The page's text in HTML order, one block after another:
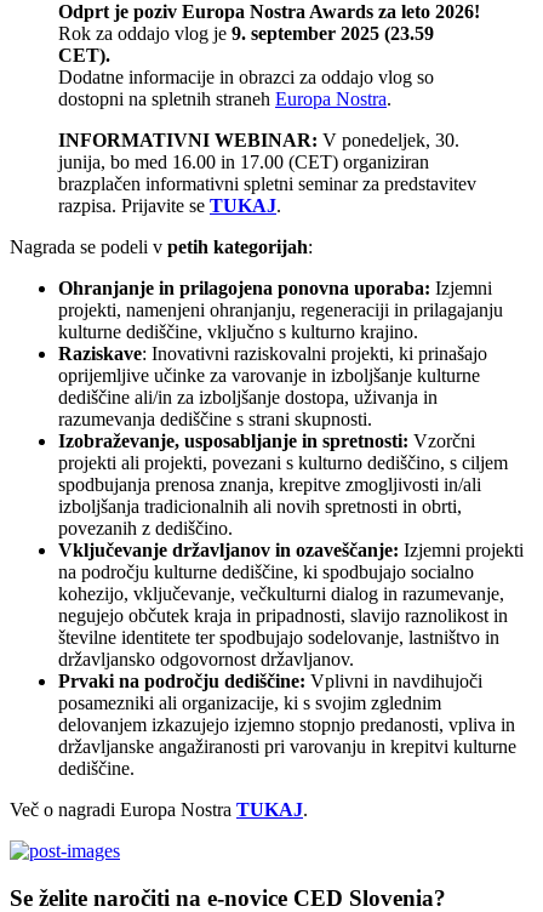
Odprt je poziv Europa Nostra Awards za leto 2026!
Rok za oddajo vlog je 9. september 2025 (23.59
CET).
Dodatne informacije in obrazci za oddajo vlog so
dostopni na spletnih straneh Europa Nostra.
INFORMATIVNI WEBINAR: V ponedeljek, 30.
junija, bo med 16.00 in 17.00 (CET) organiziran
brazplačen informativni spletni seminar za predstavitev
razpisa. Prijavite se TUKAJ.
Nagrada se podeli v petih kategorijah:
Ohranjanje in prilagojena ponovna uporaba: Izjemni
projekti, namenjeni ohranjanju, regeneraciji in prilagajanju
kulturne dediščine, vključno s kulturno krajino.
Raziskave: Inovativni raziskovalni projekti, ki prinašajo
oprijemljive učinke za varovanje in izboljšanje kulturne
dediščine ali/in za izboljšanje dostopa, uživanja in
razumevanja dediščine s strani skupnosti.
Izobraževanje, usposabljanje in spretnosti: Vzorčni
projekti ali projekti, povezani s kulturno dediščino, s ciljem
spodbujanja prenosa znanja, krepitve zmogljivosti in/ali
izboljšanja tradicionalnih ali novih spretnosti in obrti,
povezanih z dediščino.
Vključevanje državljanov in ozaveščanje: Izjemni projekti
na področju kulturne dediščine, ki spodbujajo socialno
kohezijo, vključevanje, večkulturni dialog in razumevanje,
negujejo občutek kraja in pripadnosti, slavijo raznolikost in
številne identitete ter spodbujajo sodelovanje, lastništvo in
državljansko odgovornost državljanov.
Prvaki na področju dediščine: Vplivni in navdihujoči
posamezniki ali organizacije, ki s svojim zglednim
delovanjem izkazujejo izjemno stopnjo predanosti, vpliva in
državljanske angažiranosti pri varovanju in krepitvi kulturne
dediščine.
Več o nagradi Europa Nostra TUKAJ.
Se želite naročiti na e-novice CED Slovenia?